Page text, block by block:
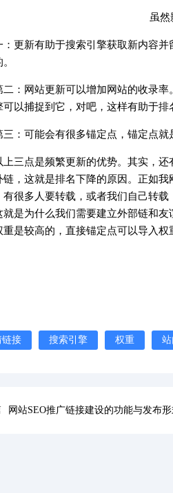
虽然
：更新有助于搜索引擎获取新内容
二：网站更新可以增加网站的收录
可以捕捉到它，对吧，这样有助于排
三：可能会有很多锚定点，锚定点就
上三点是频繁更新的优势。其实，
链，这就是排名下降的原因。正如
有很多人要转载，或者我们自己转
就是为什么我们需要建立外部链和
重是较高的，直接锚定点可以导入权
链接 搜索引擎 权重
网站SEO推广链接建设的功能与发布